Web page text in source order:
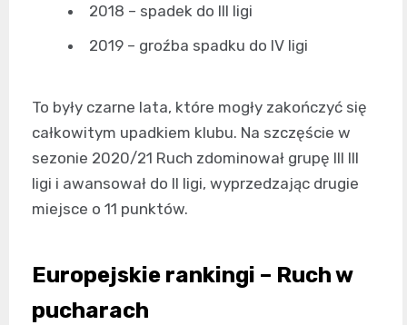
2018 – spadek do III ligi
2019 – groźba spadku do IV ligi
To były czarne lata, które mogły zakończyć się
całkowitym upadkiem klubu. Na szczęście w
sezonie 2020/21 Ruch zdominował grupę III III
ligi i awansował do II ligi, wyprzedzając drugie
miejsce o 11 punktów.
Europejskie rankingi – Ruch w
pucharach